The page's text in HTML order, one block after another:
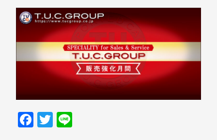
Facebook
Twitter